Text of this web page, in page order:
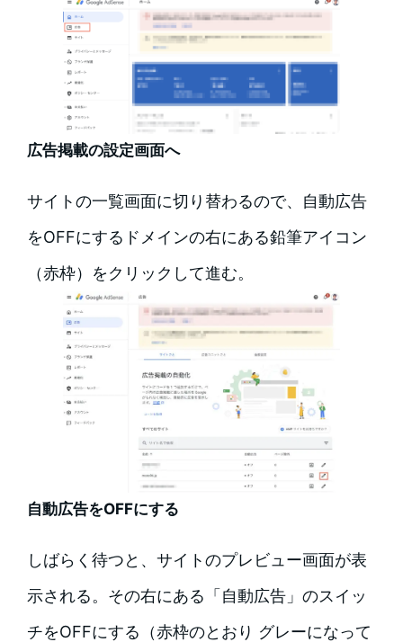
広告掲載の設定画面へ
サイトの一覧画面に切り替わるので、自動広告
をOFFにするドメインの右にある鉛筆アイコン
（赤枠）をクリックして進む。
自動広告をOFFにする
しばらく待つと、サイトのプレビュー画面が表
示される。その右にある「自動広告」のスイッ
チをOFFにする（赤枠のとおり グレーになって